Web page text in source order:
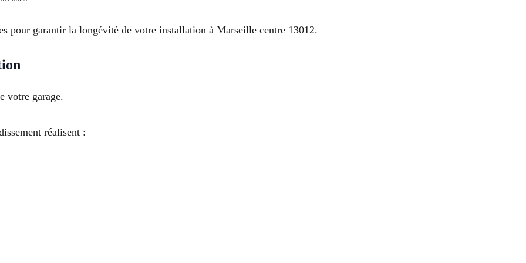
pour garantir la longévité de votre installation à Marseille centre 13012.
votre garage.
réalisent :